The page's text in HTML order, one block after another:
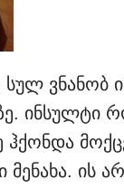
სულ ვნანობ
ინსულტი
ჰქონდა
ის